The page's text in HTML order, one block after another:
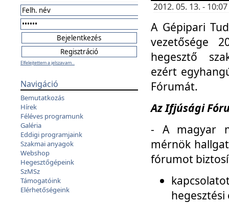
Elfelejtettem a jelszavam...
Navigáció
Bemutatkozás
Hírek
Féléves programunk
Galéria
Eddigi programjaink
Szakmai anyagok
Webshop
Hegesztőgépeink
SzMSz
Támogatóink
Elérhetőségeink
2012. 05. 13. -
A Gépipari
vezetősége
hegesztő
ezért
Fórumát.
Az Ifjúsági
- A magyar
mérnök
fórumot